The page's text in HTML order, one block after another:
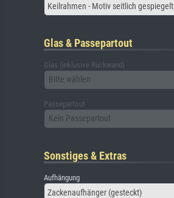
Keilrahmen - Motiv seitlich gespiegelt
Glas & Passepartout
Glas (inklusive Rückwand)
Bitte wählen
Passepartout
Kein Passepartout
Sonstiges & Extras
Aufhängung
Zackenaufhänger (gesteckt)